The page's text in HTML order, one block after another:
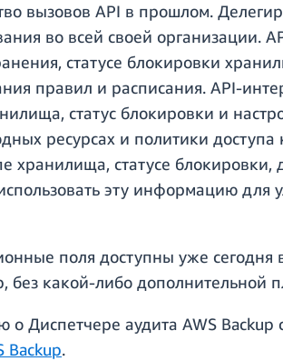
вызовов API в прошлом.
во всей своей
статусе блокировки
правил и расписания. API-
статус блокировки и
ресурсах и политики
хранилища, статусе
эту информацию для
поля доступны уже сегодня
без какой-либо дополнительной
Диспетчере аудита AWS Backup
Backup.